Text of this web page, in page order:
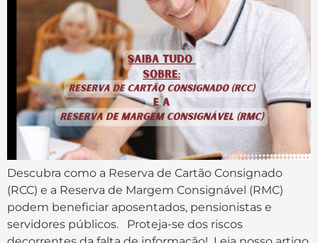
Descubra como a Reserva de Cartão Consignado
(RCC) e a Reserva de Margem Consignável (RMC)
podem beneficiar aposentados, pensionistas e
servidores públicos. Proteja-se dos riscos